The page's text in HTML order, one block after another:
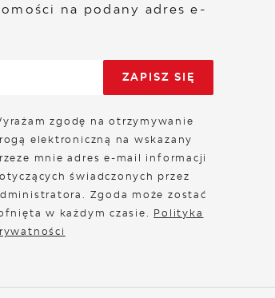
na podany adres e-
zgodę na otrzymywanie
elektroniczną na wskazany
mnie adres e-mail informacji
świadczonych przez
Zgoda może zostać
w każdym czasie. Polityka